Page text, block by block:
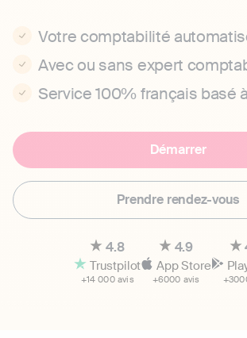
Votre comptabilité
Avec ou sans expert
Service 100% français basé
Démarrer
Prendre rendez-vous
4.8
Trustpilot
+14 000 avis
4.9
App Store
+6000 avis